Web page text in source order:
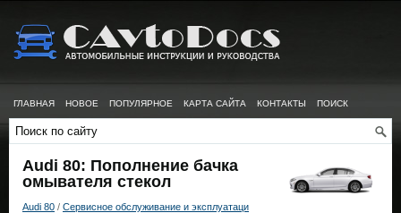
ГЛАВНАЯ НОВОЕ ПОПУЛЯРНОЕ КАРТА САЙТА КОНТАКТЫ ПОИСК
Audi 80: Пополнение бачка
омывателя стекол
Audi 80 / Сервисное обслуживание и эксплуатаци